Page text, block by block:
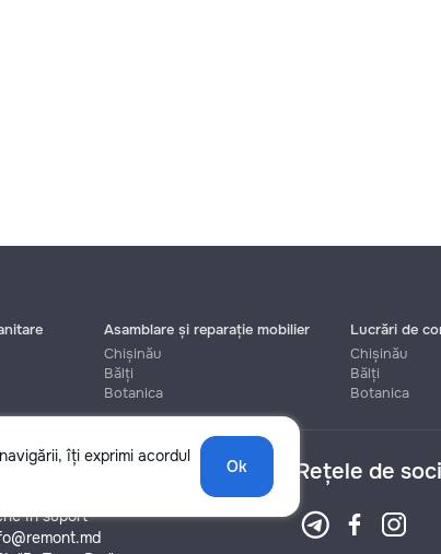
îți exprimi acordul
Ok
Asamblare și reparație mobilier
Chișinău
Bălți
Botanica
Lucrări de
Chișinău
Bălți
Botanica
în suport
Rețele de